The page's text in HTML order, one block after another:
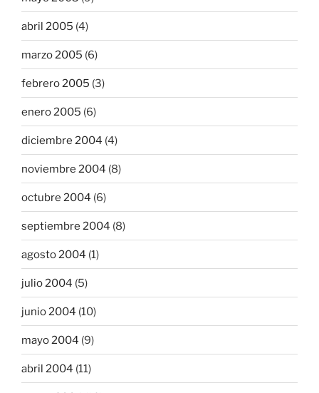
abril 2005 (4)
marzo 2005 (6)
febrero 2005 (3)
enero 2005 (6)
diciembre 2004 (4)
noviembre 2004 (8)
octubre 2004 (6)
septiembre 2004 (8)
agosto 2004 (1)
julio 2004 (5)
junio 2004 (10)
mayo 2004 (9)
abril 2004 (11)